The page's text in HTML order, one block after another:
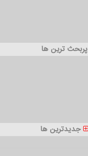
پربحث ترین ها
جدیدترین ها